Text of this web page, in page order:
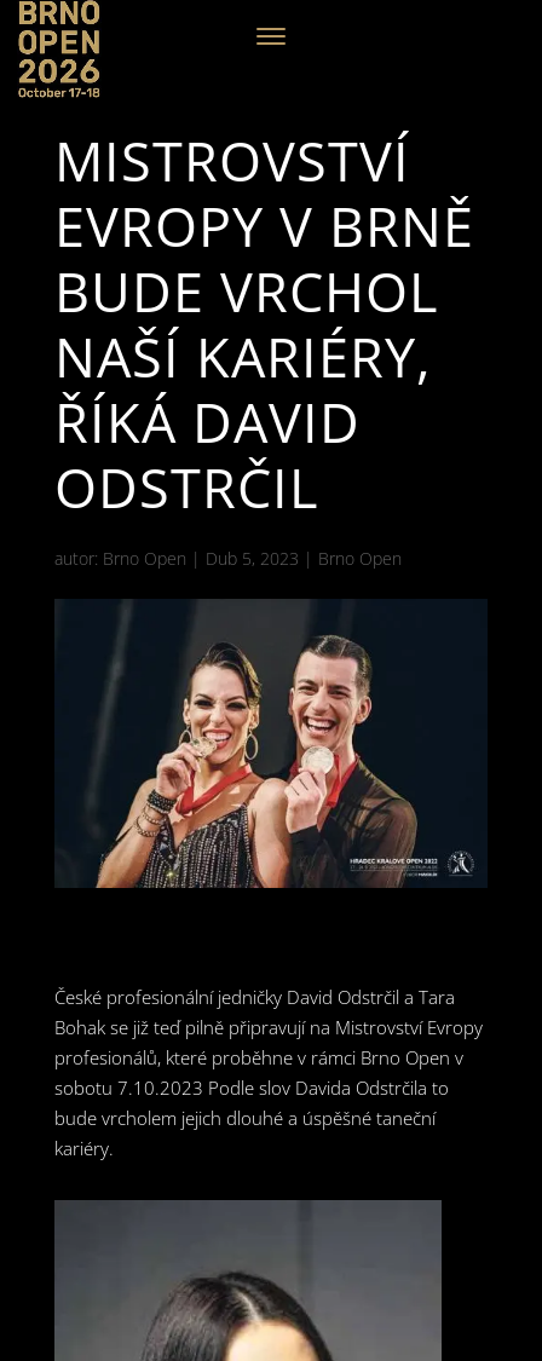
MISTROVSTVÍ
EVROPY V BRNĚ
BUDE VRCHOL
NAŠÍ KARIÉRY,
ŘÍKÁ DAVID
ODSTRČIL
autor: Brno Open | Dub 5, 2023 | Brno Open
České profesionální jedničky David Odstrčil a Tara
Bohak se již teď pilně připravují na Mistrovství Evropy
profesionálů, které proběhne v rámci Brno Open v
sobotu 7.10.2023 Podle slov Davida Odstrčila to
bude vrcholem jejich dlouhé a úspěšné taneční
kariéry.